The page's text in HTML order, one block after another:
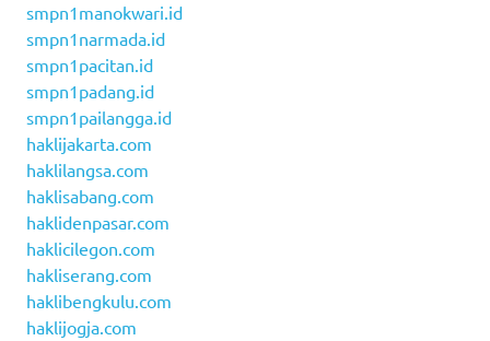
smpn1manokwari.id
smpn1narmada.id
smpn1pacitan.id
smpn1padang.id
smpn1pailangga.id
haklijakarta.com
haklilangsa.com
haklisabang.com
haklidenpasar.com
haklicilegon.com
hakliserang.com
haklibengkulu.com
haklijogja.com